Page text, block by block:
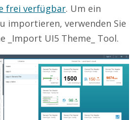
frei verfügbar. Um ein
importieren, verwenden Sie
_Import UI5 Theme_ Tool.